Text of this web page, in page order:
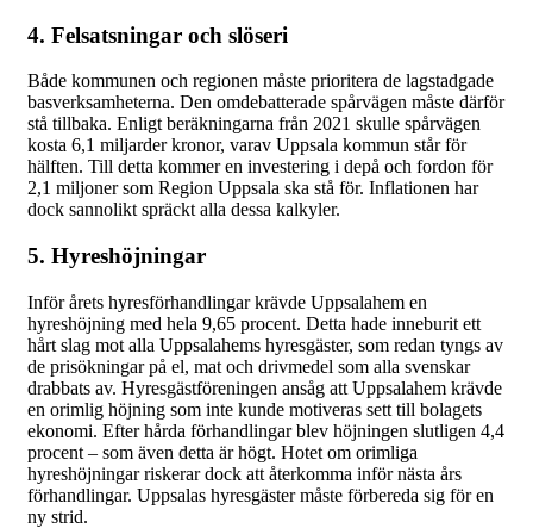
4. Felsatsningar och slöseri
Både kommunen och regionen måste prioritera de lagstadgade
basverksamheterna. Den omdebatterade spårvägen måste därför
stå tillbaka. Enligt beräkningarna från 2021 skulle spårvägen
kosta 6,1 miljarder kronor, varav Uppsala kommun står för
hälften. Till detta kommer en investering i depå och fordon för
2,1 miljoner som Region Uppsala ska stå för. Inflationen har
dock sannolikt spräckt alla dessa kalkyler.
5. Hyreshöjningar
Inför årets hyresförhandlingar krävde Uppsalahem en
hyreshöjning med hela 9,65 procent. Detta hade inneburit ett
hårt slag mot alla Uppsalahems hyresgäster, som redan tyngs av
de prisökningar på el, mat och drivmedel som alla svenskar
drabbats av. Hyresgästföreningen ansåg att Uppsalahem krävde
en orimlig höjning som inte kunde motiveras sett till bolagets
ekonomi. Efter hårda förhandlingar blev höjningen slutligen 4,4
procent – som även detta är högt. Hotet om orimliga
hyreshöjningar riskerar dock att återkomma inför nästa års
förhandlingar. Uppsalas hyresgäster måste förbereda sig för en
ny strid.